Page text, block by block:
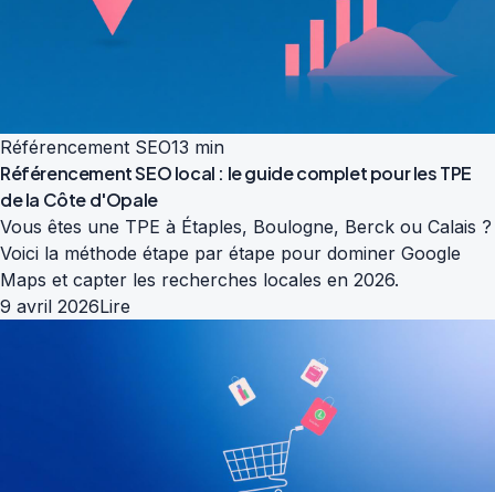
Référencement SEO13 min
Référencement SEO local : le guide complet pour les TPE
de la Côte d'Opale
Vous êtes une TPE à Étaples, Boulogne, Berck ou Calais ?
Voici la méthode étape par étape pour dominer Google
Maps et capter les recherches locales en 2026.
9 avril 2026Lire